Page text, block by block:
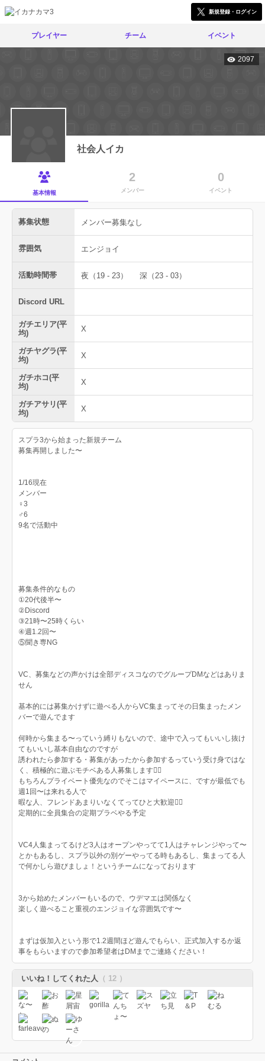
新規登録・ログイン
プレイヤー チーム イベント
2097
社会人イカ
基本情報
2
メンバー
0
イベント
募集状態 メンバー募集なし
雰囲気 エンジョイ
活動時間帯 夜（19 - 23） 深（23 - 03）
Discord URL
ガチエリア(平
均)
X
ガチヤグラ(平
均)
X
ガチホコ(平
均)
X
ガチアサリ(平
均)
X
スプラ3から始まった新規チーム
募集再開しました〜
1/16現在
メンバー
♀3
♂6
9名で活動中
募集条件的なもの
①20代後半〜
②Discord
③21時〜25時くらい
④週1.2回〜
⑤聞き専NG
VC、募集などの声かけは全部ディスコなのでグループDMなどはありま
せん
基本的には募集かけずに遊べる人からVC集まってその日集まったメン
バーで遊んでます
何時から集まる〜っていう縛りもないので、途中で入ってもいいし抜け
てもいいし基本自由なのですが
誘われたら参加する・募集があったから参加するっていう受け身ではな
く、積極的に遊ぶモチベある人募集します🙆‍♀️
もちろんプライベート優先なのでそこはマイペースに、ですが最低でも
週1回〜は来れる人で
暇な人、フレンドあまりいなくてってひと大歓迎🙆‍♀️
定期的に全員集合の定期プラベやる予定
VC4人集まってるけど3人はオープンやってて1人はチャレンジやって〜
とかもあるし、スプラ以外の別ゲーやってる時もあるし、集まってる人
で何かしら遊びましょ！というチームになっております
3から始めたメンバーもいるので、ウデマエは関係なく
楽しく遊べること重視のエンジョイな雰囲気です〜
まずは仮加入という形で1.2週間ほど遊んでもらい、正式加入するか返
事をもらいますので参加希望者はDMまでご連絡ください！
いいね！してくれた人 （ 12 ）